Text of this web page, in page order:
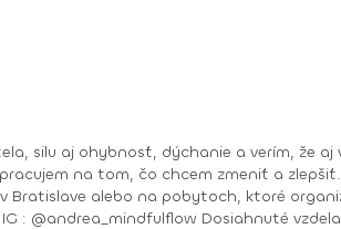
na tom, čo chcem zmeniť a zlepšiť. Pridáš